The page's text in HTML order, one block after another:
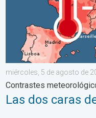
miércoles, 5 de agosto de
Contrastes
Las dos caras